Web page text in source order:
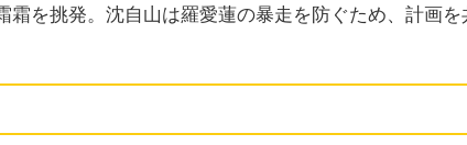
霜を挑発。沈自山は羅愛蓮の暴走を防ぐため、計画